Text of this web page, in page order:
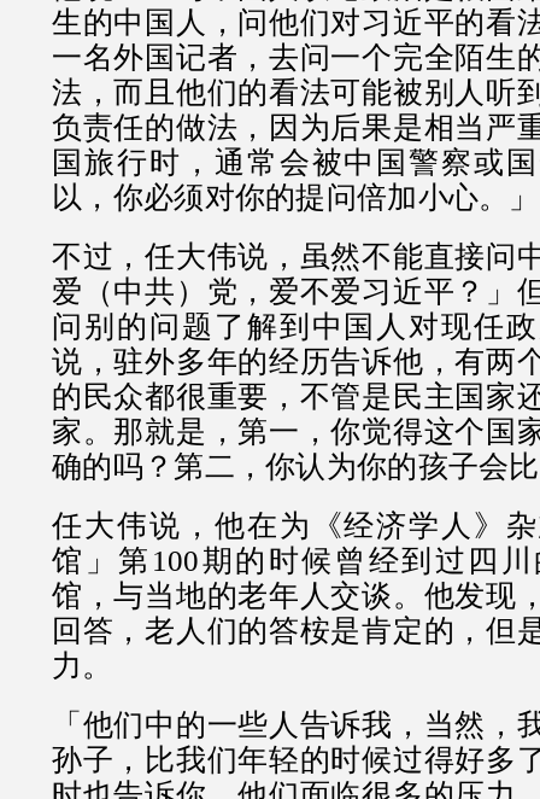
生的中国人，问他们对习近平的看
一名外国记者，去问一个完全陌生
法，而且他们的看法可能被别人听
负责任的做法，因为后果是相当严
国旅行时，通常会被中国警察或
以，你必须对你的提问倍加小心。」
不过，任大伟说，虽然不能直接问
爱（中共）党，爱不爱习近平？」
问别的问题了解到中国人对现任
说，驻外多年的经历告诉他，有两
的民众都很重要，不管是民主国家
家。那就是，第一，你觉得这个国
确的吗？第二，你认为你的孩子会
任大伟说，他在为《经济学人》
馆」第100期的时候曾经到过四
馆，与当地的老年人交谈。他发现
回答，老人们的答桉是肯定的，但
力。
「他们中的一些人告诉我，当然，
孙子，比我们年轻的时候过得好多